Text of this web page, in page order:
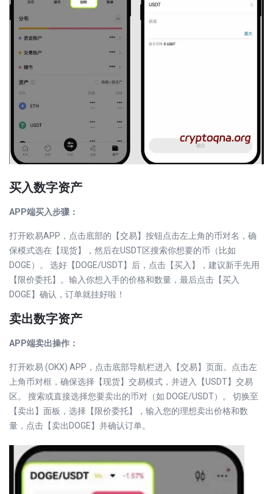
买入数字资产
APP端买入步骤：
打开欧易APP，点击底部的【交易】按钮点击左上角的币对名，确
保模式选在【现货】，然后在USDT区搜索你想要的币（比如
DOGE）。 选好【DOGE/USDT】后，点击【买入】，建议新手先用
【限价委托】。输入你想入手的价格和数量，最后点击【买入
DOGE】确认，订单就挂好啦！
卖出数字资产
APP端卖出操作：
打开欧易 (OKX) APP，点击底部导航栏进入【交易】页面。点击左
上角币对框，确保选择【现货】交易模式，并进入【USDT】交易
区。 搜索或直接选择您要卖出的币对（如 DOGE/USDT）。 切换至
【卖出】面板，选择【限价委托】，输入您的理想卖出价格和数
量，点击【卖出DOGE】并确认订单。